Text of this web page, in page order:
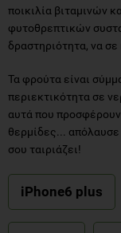
ποικιλία βιταμινών
φυτοθρεπτικών
δραστηριότητα, να σε
Τα φρούτα είναι
περιεκτικότητα σε
αυτά που
θερμίδες... απόλαυσε
σου ταιριάζει!
iPhone6 plus